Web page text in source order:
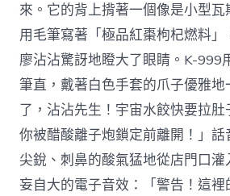
來。它的背上揹著一個像是小型
用毛筆寫著「極品紅棗枸杞燃料
廖沾沾驚訝地瞪大了眼睛。K-999
筆直，戴著白色手套的爪子優雅地
了，沾沾先生！宇宙水餃快要拉
你被醋酸離子炮鎖定前離開！」
尖銳、刺鼻的酸氣猛地從店門口
妄自大的電子音效：「警告！這